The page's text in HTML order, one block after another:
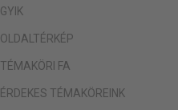
GYIK
OLDALTÉRKÉP
TÉMAKÖRI FA
ÉRDEKES TÉMAKÖREINK